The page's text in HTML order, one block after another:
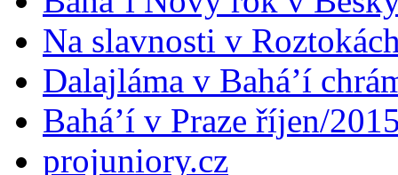
Na slavnosti v
Dalajláma v Bahá’í
Bahá’í v Praze říjen/
projuniory.cz